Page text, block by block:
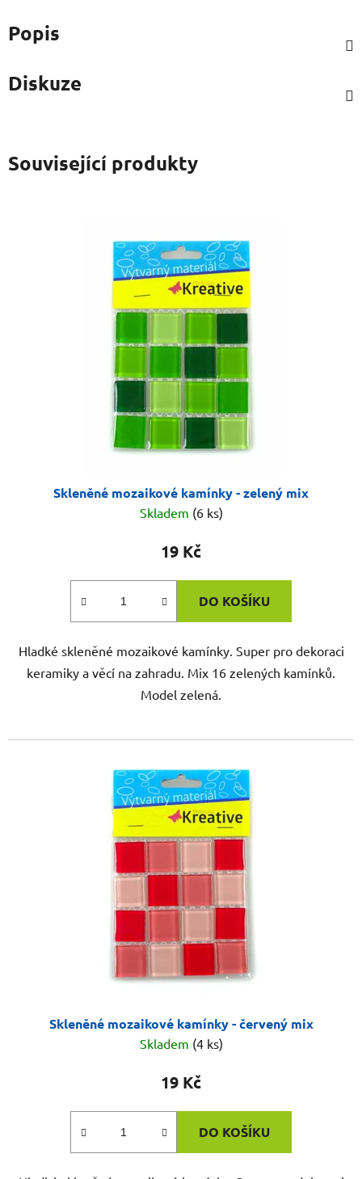
Popis
Diskuze
Související produkty
Skleněné mozaikové kamínky - zelený mix
Skladem (6 ks)
19 Kč
DO KOŠÍKU
Hladké skleněné mozaikové kamínky. Super pro dekoraci
keramiky a věcí na zahradu. Mix 16 zelených kamínků.
Model zelená.
Skleněné mozaikové kamínky - červený mix
Skladem (4 ks)
19 Kč
DO KOŠÍKU